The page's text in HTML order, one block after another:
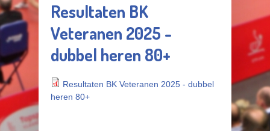
Resultaten BK
Veteranen 2025 -
dubbel heren 80+
Resultaten BK Veteranen 2025 - dubbel
heren 80+